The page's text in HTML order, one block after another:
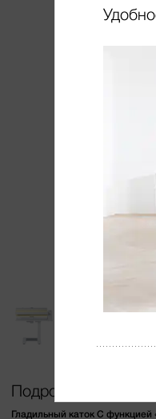
Подробнее о
Гладильный каток С